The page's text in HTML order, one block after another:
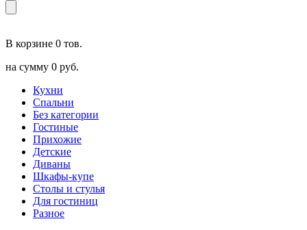
В корзине 0 тов.
на сумму 0 руб.
Кухни
Спальни
Без категории
Гостиные
Прихожие
Детские
Диваны
Шкафы-купе
Столы и стулья
Для гостиниц
Разное